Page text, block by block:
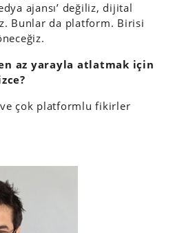
ajansı’ değiliz, dijital
Bunlar da platform. Birisi
az yarayla atlatmak için
ve çok platformlu fikirler